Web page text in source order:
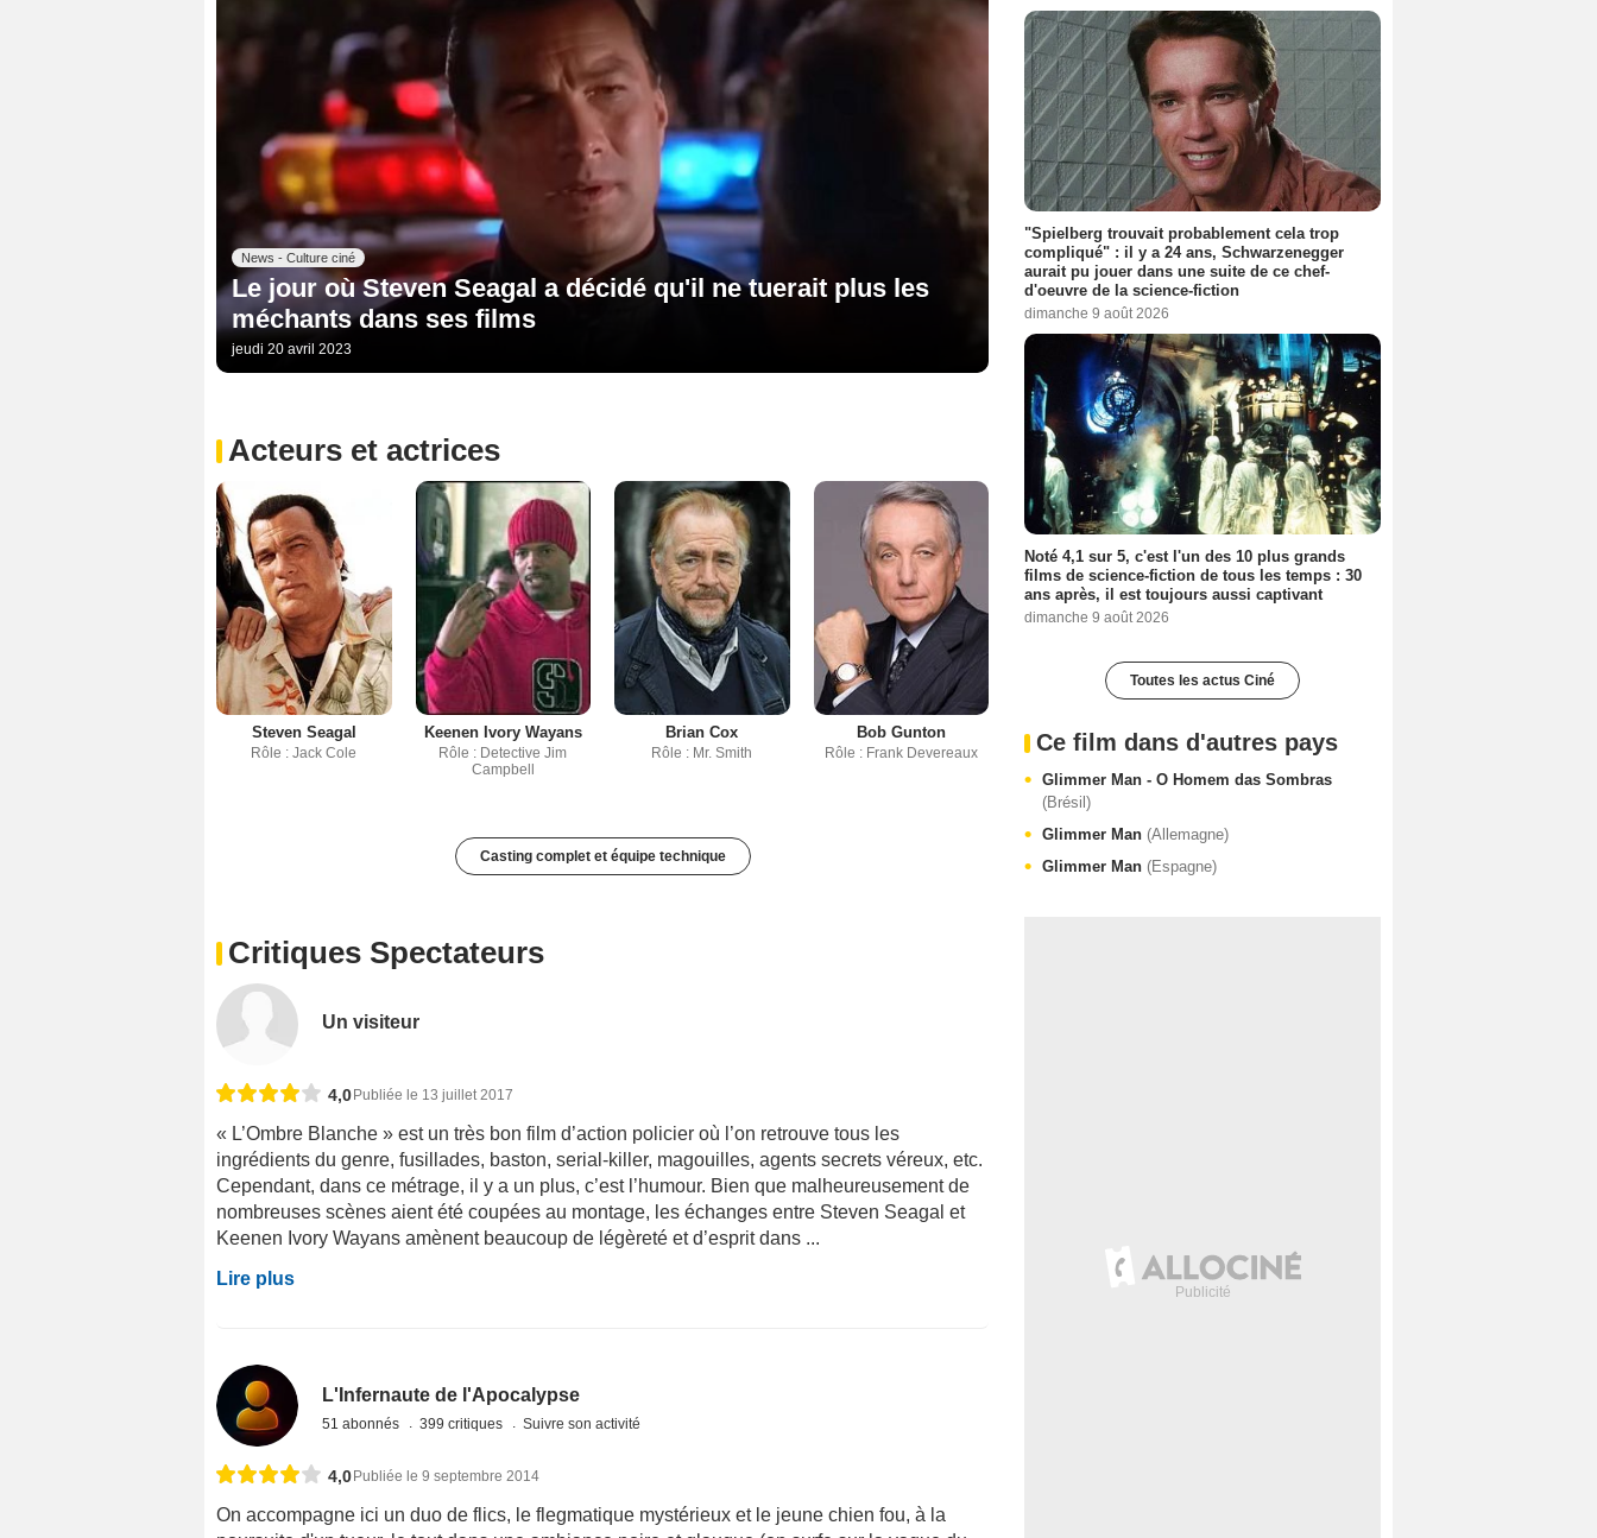
News - Culture ciné
Le jour où Steven Seagal a décidé qu'il ne tuerait plus les
méchants dans ses films
jeudi 20 avril 2023
Acteurs et actrices
Steven Seagal
Rôle : Jack Cole
Keenen Ivory Wayans
Rôle : Detective Jim
Campbell
Brian Cox
Rôle : Mr. Smith
Bob Gunton
Rôle : Frank Devereaux
Casting complet et équipe technique
Critiques Spectateurs
Un visiteur
4,0 Publiée le 13 juillet 2017
« L’Ombre Blanche » est un très bon film d’action policier où l’on retrouve tous les
ingrédients du genre, fusillades, baston, serial-killer, magouilles, agents secrets véreux, etc.
Cependant, dans ce métrage, il y a un plus, c’est l’humour. Bien que malheureusement de
nombreuses scènes aient été coupées au montage, les échanges entre Steven Seagal et
Keenen Ivory Wayans amènent beaucoup de légèreté et d’esprit dans ...
Lire plus
L'Infernaute de l'Apocalypse
51 abonnés 399 critiques Suivre son activité
4,0 Publiée le 9 septembre 2014
On accompagne ici un duo de flics, le flegmatique mystérieux et le jeune chien fou, à la
"Spielberg trouvait probablement cela trop
compliqué" : il y a 24 ans, Schwarzenegger
aurait pu jouer dans une suite de ce chef-
d'oeuvre de la science-fiction
dimanche 9 août 2026
Noté 4,1 sur 5, c'est l'un des 10 plus grands
films de science-fiction de tous les temps : 30
ans après, il est toujours aussi captivant
dimanche 9 août 2026
Toutes les actus Ciné
Ce film dans d'autres pays
Glimmer Man - O Homem das Sombras
(Brésil)
Glimmer Man (Allemagne)
Glimmer Man (Espagne)